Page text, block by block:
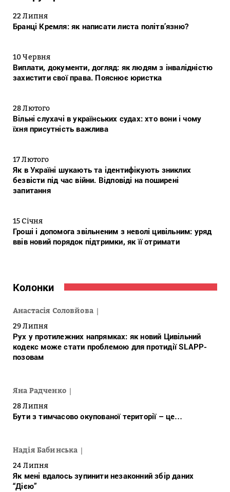
22 Липня
Бранці Кремля: як написати листа політв’язню?
10 Червня
Виплати, документи, догляд: як людям з інвалідністю
захистити свої права. Пояснює юристка
28 Лютого
Вільні слухачі в українських судах: хто вони і чому
їхня присутність важлива
17 Лютого
Як в Україні шукають та ідентифікують зниклих
безвісти під час війни. Відповіді на поширені
запитання
15 Січня
Гроші і допомога звільненим з неволі цивільним: уряд
ввів новий порядок підтримки, як її отримати
Колонки
Анастасія Соловйова
29 Липня
Рух у протилежних напрямках: як новий Цивільний
кодекс може стати проблемою для протидії SLAPP-
позовам
Яна Радченко
28 Липня
Бути з тимчасово окупованої території – це…
Надія Бабинська
24 Липня
Як мені вдалось зупинити незаконний збір даних
“Дією”